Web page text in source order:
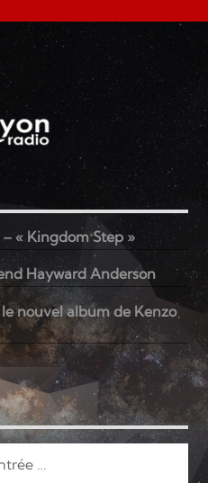
« Kingdom Step »
Hayward Anderson
nouvel album de Kenzo